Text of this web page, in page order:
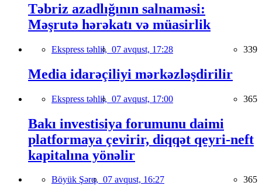
Təbriz azadlığının salnaməsi:
Məşrutə hərəkatı və müasirlik
Ekspress təhlil, 07 avqust, 17:28 339
Media idarəçiliyi mərkəzləşdirilir
Ekspress təhlil, 07 avqust, 17:00 365
Bakı investisiya forumunu daimi
platformaya çevirir, diqqət qeyri-neft
kapitalına yönəlir
Böyük Şərq, 07 avqust, 16:27 365